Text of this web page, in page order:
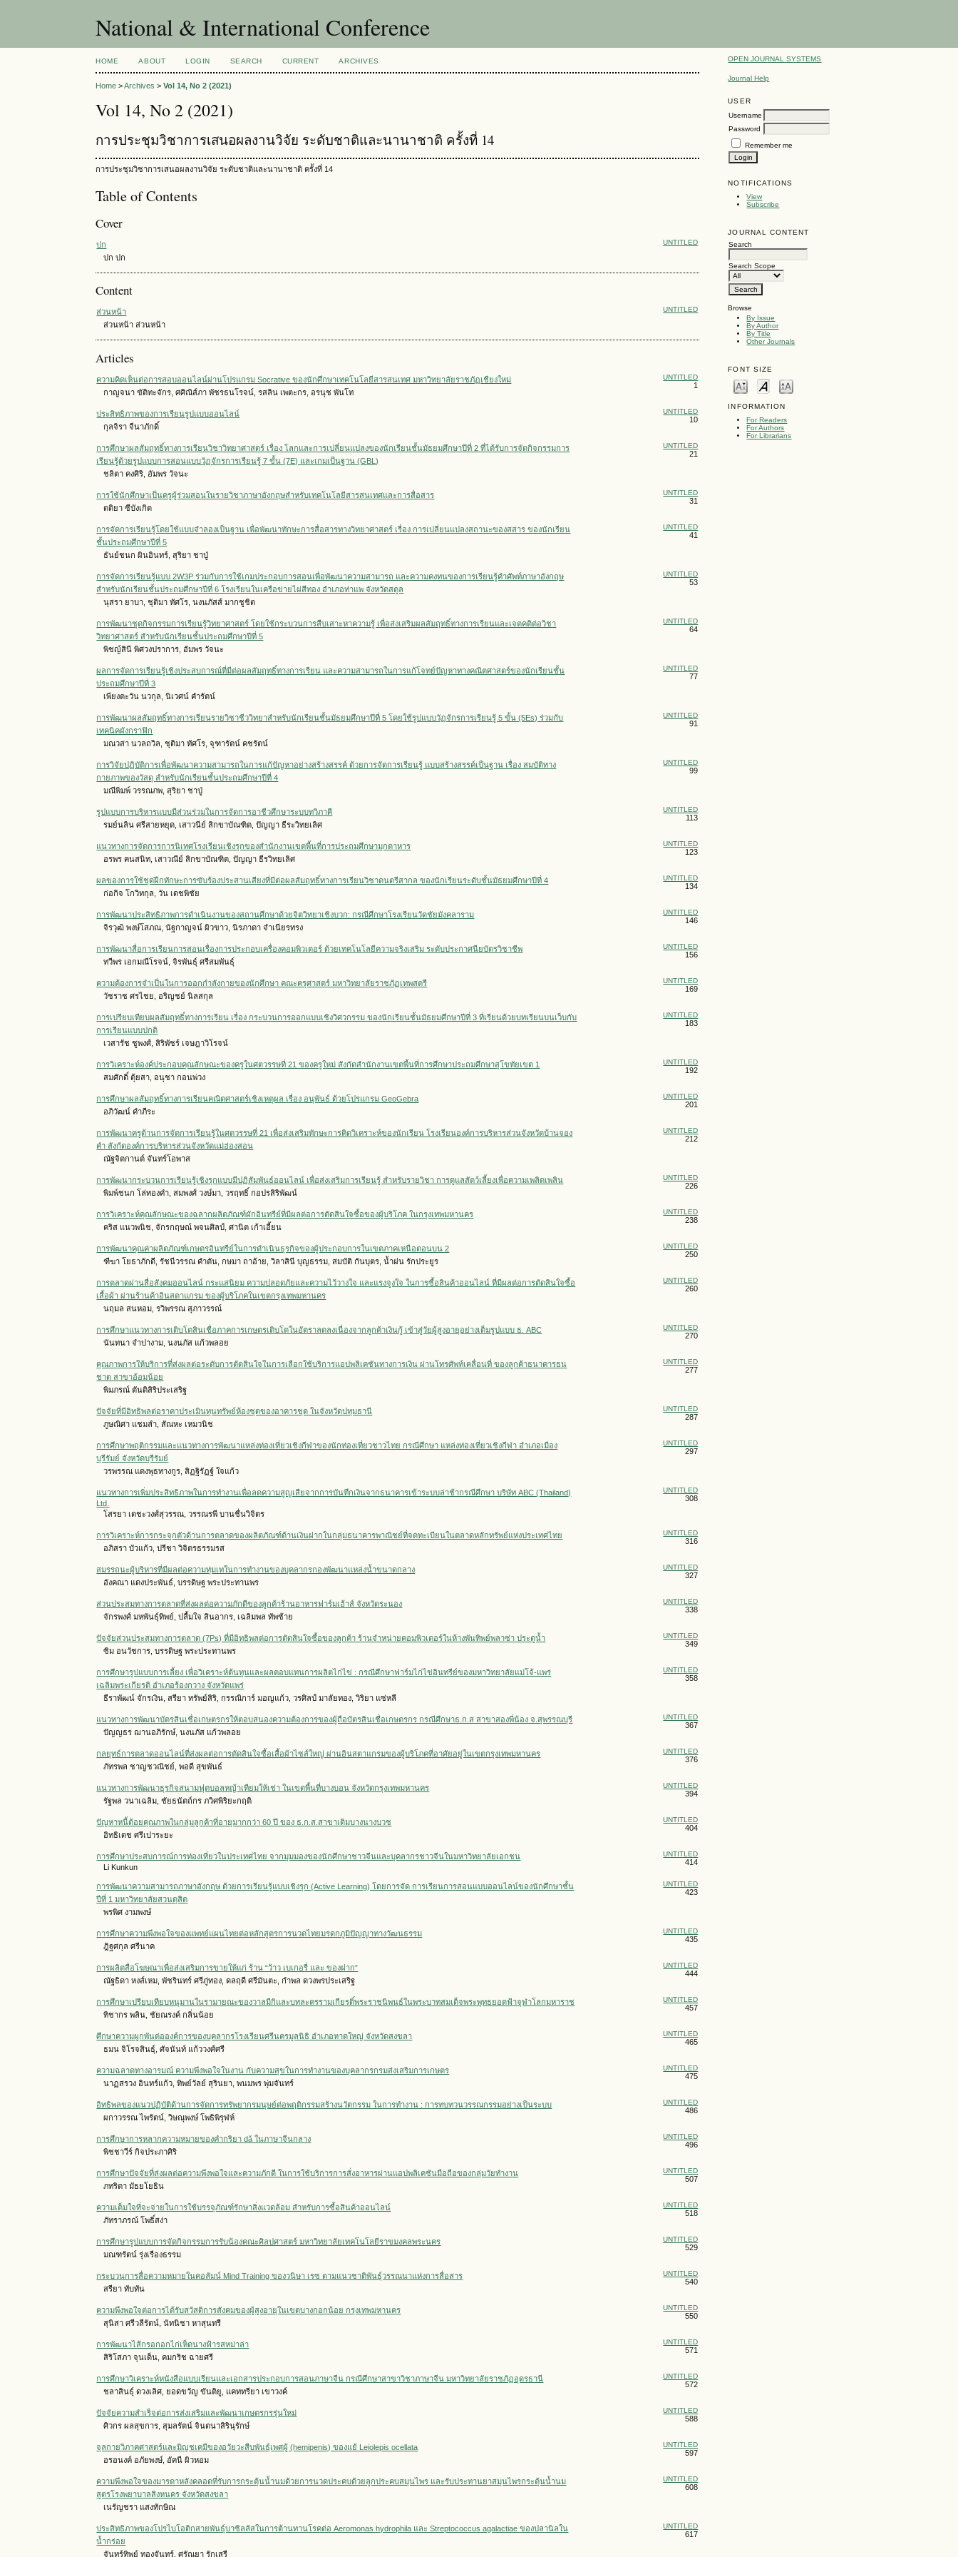
National & International Conference
OPEN JOURNAL SYSTEMS
Journal Help
USER
Username
Password
Remember me
NOTIFICATIONS
View
Subscribe
JOURNAL CONTENT
Search
Search Scope
Browse
By Issue
By Author
By Title
Other Journals
FONT SIZE
INFORMATION
For Readers
For Authors
For Librarians
HOME ABOUT LOGIN SEARCH CURRENT ARCHIVES
Home >Archives >Vol 14, No 2 (2021)
Vol 14, No 2 (2021)
การประชุมวิชาการเสนอผลงานวิจัย ระดับชาติและนานาชาติ ครั้งที่ 14
การประชุมวิชาการเสนอผลงานวิจัย ระดับชาติและนานาชาติ ครั้งที่ 14
Table of Contents
Cover
ปก
ปก ปก
UNTITLED
Content
ส่วนหน้า
ส่วนหน้า ส่วนหน้า
UNTITLED
Articles
ความคิดเห็นต่อการสอบออนไลน์ผ่านโปรแกรม Socrative ของนักศึกษาเทคโนโลยีสารสนเทศ มหาวิทยาลัยราชภัฏเชียงใหม่
กาญจนา ขัติทะจักร, ศศิณิส์ภา พัชรธนโรจน์, รสลิน เพตะกร, อรนุช พันโท
UNTITLED
1
ประสิทธิภาพของการเรียนรูปแบบออนไลน์
กุลจิรา จีนาภักดิ์
UNTITLED
10
การศึกษาผลสัมฤทธิ์ทางการเรียนวิชาวิทยาศาสตร์ เรื่อง โลกและการเปลี่ยนแปลงของนักเรียนชั้นมัธยมศึกษาปีที่ 2 ที่ได้รับการจัดกิจกรรมการ
เรียนรู้ด้วยรูปแบบการสอนแบบวัฏจักรการเรียนรู้ 7 ขั้น (7E) และเกมเป็นฐาน (GBL)
ชลิตา คงศิริ, อัมพร วัจนะ
UNTITLED
21
การใช้นักศึกษาเป็นครูผู้ร่วมสอนในรายวิชาภาษาอังกฤษสำหรับเทคโนโลยีสารสนเทศและการสื่อสาร
ตติยา ซีบังเกิด
UNTITLED
31
การจัดการเรียนรู้โดยใช้แบบจำลองเป็นฐาน เพื่อพัฒนาทักษะการสื่อสารทางวิทยาศาสตร์ เรื่อง การเปลี่ยนแปลงสถานะของสสาร ของนักเรียน
ชั้นประถมศึกษาปีที่ 5
ธันย์ชนก ผินอินทร์, สุริยา ชาปู่
UNTITLED
41
การจัดการเรียนรู้แบบ 2W3P ร่วมกับการใช้เกมประกอบการสอนเพื่อพัฒนาความสามารถ และความคงทนของการเรียนรู้คำศัพท์ภาษาอังกฤษ
สำหรับนักเรียนชั้นประถมศึกษาปีที่ 6 โรงเรียนในเครือข่ายไผ่สีทอง อำเภอท่าแพ จังหวัดสตูล
นุสรา ยาบา, ชุติมา ทัศโร, นงนภัสส์ มากชูชิต
UNTITLED
53
การพัฒนาชุดกิจกรรมการเรียนรู้วิทยาศาสตร์ โดยใช้กระบวนการสืบเสาะหาความรู้ เพื่อส่งเสริมผลสัมฤทธิ์ทางการเรียนและเจตคติต่อวิชา
วิทยาศาสตร์ สำหรับนักเรียนชั้นประถมศึกษาปีที่ 5
พิชญ์สินี พิศวงปราการ, อัมพร วัจนะ
UNTITLED
64
ผลการจัดการเรียนรู้เชิงประสบการณ์ที่มีต่อผลสัมฤทธิ์ทางการเรียน และความสามารถในการแก้โจทย์ปัญหาทางคณิตศาสตร์ของนักเรียนชั้น
ประถมศึกษาปีที่ 3
เพียงตะวัน นวกุล, นิเวศน์ คำรัตน์
UNTITLED
77
การพัฒนาผลสัมฤทธิ์ทางการเรียนรายวิชาชีววิทยาสำหรับนักเรียนชั้นมัธยมศึกษาปีที่ 5 โดยใช้รูปแบบวัฏจักรการเรียนรู้ 5 ขั้น (5Es) ร่วมกับ
เทคนิคผังกราฟิก
มณวสา นวลถวิล, ชุติมา ทัศโร, จุฑารัตน์ คชรัตน์
UNTITLED
91
การวิจัยปฏิบัติการเพื่อพัฒนาความสามารถในการแก้ปัญหาอย่างสร้างสรรค์ ด้วยการจัดการเรียนรู้ แบบสร้างสรรค์เป็นฐาน เรื่อง สมบัติทาง
กายภาพของวัสดุ สำหรับนักเรียนชั้นประถมศึกษาปีที่ 4
มณีพิมพ์ วรรณภพ, สุริยา ชาปู่
UNTITLED
99
รูปแบบการบริหารแบบมีส่วนร่วมในการจัดการอาชีวศึกษาระบบทวิภาคี
รมย์นลิน ศรีสายหยุด, เสาวนีย์ สิกขาบัณฑิต, ปัญญา ธีระวิทยเลิศ
UNTITLED
113
แนวทางการจัดการการนิเทศโรงเรียนเชิงรุกของสำนักงานเขตพื้นที่การประถมศึกษามุกดาหาร
อรพร คนสนิท, เสาวณีย์ สิกขาบัณฑิต, ปัญญา ธีรวิทยเลิศ
UNTITLED
123
ผลของการใช้ชุดฝึกทักษะการขับร้องประสานเสียงที่มีต่อผลสัมฤทธิ์ทางการเรียนวิชาดนตรีสากล ของนักเรียนระดับชั้นมัธยมศึกษาปีที่ 4
ก่อกิจ โกวิทกุล, วัน เดชพิชัย
UNTITLED
134
การพัฒนาประสิทธิภาพการดำเนินงานของสถานศึกษาด้วยจิตวิทยาเชิงบวก: กรณีศึกษาโรงเรียนวัดชัยมังคลาราม
จิรวุฒิ พงษ์โสภณ, นัฐกาญจน์ ผิวขาว, นิรภาดา จำเนียรทรง
UNTITLED
146
การพัฒนาสื่อการเรียนการสอนเรื่องการประกอบเครื่องคอมพิวเตอร์ ด้วยเทคโนโลยีความจริงเสริม ระดับประกาศนียบัตรวิชาชีพ
ทวีพร เอกมณีโรจน์, จิรพันธุ์ ศรีสมพันธุ์
UNTITLED
156
ความต้องการจำเป็นในการออกกำลังกายของนักศึกษา คณะครุศาสตร์ มหาวิทยาลัยราชภัฏเทพสตรี
วัชราช ศรไชย, อริญชย์ นิลสกุล
UNTITLED
169
การเปรียบเทียบผลสัมฤทธิ์ทางการเรียน เรื่อง กระบวนการออกแบบเชิงวิศวกรรม ของนักเรียนชั้นมัธยมศึกษาปีที่ 3 ที่เรียนด้วยบทเรียนบนเว็บกับ
การเรียนแบบปกติ
เวสารัช ชูพงศ์, สิริพัชร์ เจษฎาวิโรจน์
UNTITLED
183
การวิเคราะห์องค์ประกอบคุณลักษณะของครูในศตวรรษที่ 21 ของครูใหม่ สังกัดสำนักงานเขตพื้นที่การศึกษาประถมศึกษาสุโขทัยเขต 1
สมศักดิ์ ตุ้ยสา, อนุชา กอนพ่วง
UNTITLED
192
การศึกษาผลสัมฤทธิ์ทางการเรียนคณิตศาสตร์เชิงเหตุผล เรื่อง อนุพันธ์ ด้วยโปรแกรม GeoGebra
อภิวัฒน์ คำภีระ
UNTITLED
201
การพัฒนาครูด้านการจัดการเรียนรู้ในศตวรรษที่ 21 เพื่อส่งเสริมทักษะการคิดวิเคราะห์ของนักเรียน โรงเรียนองค์การบริหารส่วนจังหวัดบ้านจอง
คำ สังกัดองค์การบริหารส่วนจังหวัดแม่ฮ่องสอน
ณัฐจิตกานต์ จันทร์โอพาส
UNTITLED
212
การพัฒนากระบวนการเรียนรู้เชิงรุกแบบมีปฏิสัมพันธ์ออนไลน์ เพื่อส่งเสริมการเรียนรู้ สำหรับรายวิชา การดูแลสัตว์เลี้ยงเพื่อความเพลิดเพลิน
พิมพ์ชนก โล่ทองคำ, สมพงศ์ วงษ์มา, วรฤทธิ์ กอปรสิริพัฒน์
UNTITLED
226
การวิเคราะห์คุณลักษณะของฉลากผลิตภัณฑ์ผักอินทรีย์ที่มีผลต่อการตัดสินใจซื้อของผู้บริโภค ในกรุงเทพมหานคร
คริส แนวพนิช, จักรกฤษณ์ พจนศิลป์, ศานิต เก้าเอี้ยน
UNTITLED
238
การพัฒนาคุณค่าผลิตภัณฑ์เกษตรอินทรีย์ในการดำเนินธุรกิจของผู้ประกอบการในเขตภาคเหนือตอนบน 2
ฑีฆา โยธาภักดี, รัชนีวรรณ คำตัน, กษมา ถาอ้าย, วิลาสินี บุญธรรม, สมบัติ กันบุตร, น้ำฝน รักประยูร
UNTITLED
250
การตลาดผ่านสื่อสังคมออนไลน์ กระแสนิยม ความปลอดภัยและความไว้วางใจ และแรงจูงใจ ในการซื้อสินค้าออนไลน์ ที่มีผลต่อการตัดสินใจซื้อ
เสื้อผ้า ผ่านร้านค้าอินสตาแกรม ของผู้บริโภคในเขตกรุงเทพมหานคร
นฤมล สนหอม, รวิพรรณ สุภาวรรณ์
UNTITLED
260
การศึกษาแนวทางการเติบโตสินเชื่อภาคการเกษตรเติบโตในอัตราลดลงเนื่องจากลูกค้าเงินกู้ เข้าสู่วัยผู้สูงอายุอย่างเต็มรูปแบบ ธ. ABC
นันทนา จำปางาม, นงนภัส แก้วพลอย
UNTITLED
270
คุณภาพการให้บริการที่ส่งผลต่อระดับการตัดสินใจในการเลือกใช้บริการแอปพลิเคชันทางการเงิน ผ่านโทรศัพท์เคลื่อนที่ ของลูกค้าธนาคารธน
ชาต สาขาอ้อมน้อย
พิมภรณ์ ตันติสิริประเสริฐ
UNTITLED
277
ปัจจัยที่มีอิทธิพลต่อราคาประเมินทุนทรัพย์ห้องชุดของอาคารชุด ในจังหวัดปทุมธานี
ภูษณิศา แชมลำ, สัณหะ เหมวนิช
UNTITLED
287
การศึกษาพฤติกรรมและแนวทางการพัฒนาแหล่งท่องเที่ยวเชิงกีฬาของนักท่องเที่ยวชาวไทย กรณีศึกษา แหล่งท่องเที่ยวเชิงกีฬา อำเภอเมือง
บุรีรัมย์ จังหวัดบุรีรัมย์
วรพรรณ แดงพุธทางกูร, สิฏฐิรัฏฐ์ ใจแก้ว
UNTITLED
297
แนวทางการเพิ่มประสิทธิภาพในการทำงานเพื่อลดความสูญเสียจากการบันทึกเงินจากธนาคารเข้าระบบล่าช้ากรณีศึกษา บริษัท ABC (Thailand)
Ltd.
โสรยา เดชะวงศ์สุวรรณ, วรรณรพี บานชื่นวิจิตร
UNTITLED
308
การวิเคราะห์การกระจุกตัวด้านการตลาดของผลิตภัณฑ์ด้านเงินฝากในกลุ่มธนาคารพาณิชย์ที่จดทะเบียนในตลาดหลักทรัพย์แห่งประเทศไทย
อภิสรา บัวแก้ว, ปรีชา วิจิตรธรรมรส
UNTITLED
316
สมรรถนะผู้บริหารที่มีผลต่อความทุ่มเทในการทำงานของบุคลากรกองพัฒนาแหล่งน้ำขนาดกลาง
อังคณา แดงประพันธ์, บรรดิษฐ พระประทานพร
UNTITLED
327
ส่วนประสมทางการตลาดที่ส่งผลต่อความภักดีของลูกค้าร้านอาหารฟาร์มเฮ้าส์ จังหวัดระนอง
จักรพงศ์ มหพันธุ์ทิพย์, ปลื้มใจ สินอากร, เฉลิมพล ทัพซ้าย
UNTITLED
338
ปัจจัยส่วนประสมทางการตลาด (7Ps) ที่มีอิทธิพลต่อการตัดสินใจซื้อของลูกค้า ร้านจำหน่ายคอมพิวเตอร์ในห้างพันทิพย์พลาซ่า ประตูน้ำ
ซิม อนวัชการ, บรรดิษฐ พระประทานพร
UNTITLED
349
การศึกษารูปแบบการเลี้ยง เพื่อวิเคราะห์ต้นทุนและผลตอบแทนการผลิตไก่ไข่ : กรณีศึกษาฟาร์มไก่ไข่อินทรีย์ของมหาวิทยาลัยแม่โจ้-แพร่
เฉลิมพระเกียรติ อำเภอร้องกวาง จังหวัดแพร่
ธีราพัฒน์ จักรเงิน, สรียา ทรัพย์สิริ, กรรณิการ์ มอญแก้ว, วรศิลป์ มาลัยทอง, วิริยา แซ่หลี
UNTITLED
358
แนวทางการพัฒนาบัตรสินเชื่อเกษตรกรให้ตอบสนองความต้องการของผู้ถือบัตรสินเชื่อเกษตรกร กรณีศึกษาธ.ก.ส สาขาสองพี่น้อง จ.สุพรรณบุรี
ปัญญธร ฌานอภิรักษ์, นงนภัส แก้วพลอย
UNTITLED
367
กลยุทธ์การตลาดออนไลน์ที่ส่งผลต่อการตัดสินใจซื้อเสื้อผ้าไซส์ใหญ่ ผ่านอินสตาแกรมของผู้บริโภคที่อาศัยอยู่ในเขตกรุงเทพมหานคร
ภัทรพล ชาญชวณิชย์, พอดี สุขพันธ์
UNTITLED
376
แนวทางการพัฒนาธุรกิจสนามฟุตบอลหญ้าเทียมให้เช่า ในเขตพื้นที่บางบอน จังหวัดกรุงเทพมหานคร
รัฐพล วนาเฉลิม, ชัยธนัตถ์กร ภวิศพิริยะกฤติ
UNTITLED
394
ปัญหาหนี้ด้อยคุณภาพในกลุ่มลูกค้าที่อายุมากกว่า 60 ปี ของ ธ.ก.ส.สาขาเดิมบางนางบวช
อิทธิเดช ศรีเปาระยะ
UNTITLED
404
การศึกษาประสบการณ์การท่องเที่ยวในประเทศไทย จากมุมมองของนักศึกษาชาวจีนและบุคลากรชาวจีนในมหาวิทยาลัยเอกชน
Li Kunkun
UNTITLED
414
การพัฒนาความสามารถภาษาอังกฤษ ด้วยการเรียนรู้แบบเชิงรุก (Active Learning) โดยการจัด การเรียนการสอนแบบออนไลน์ของนักศึกษาชั้น
ปีที่ 1 มหาวิทยาลัยสวนดุสิต
พรพิศ งามพงษ์
UNTITLED
423
การศึกษาความพึงพอใจของแพทย์แผนไทยต่อหลักสูตรการนวดไทยมรดกภูมิปัญญาทางวัฒนธรรม
ฎิฐศกุล ศรีนาค
UNTITLED
435
การผลิตสื่อโฆษณาเพื่อส่งเสริมการขายให้แก่ ร้าน “ว้าว เบเกอรี่ และ ของฝาก”
ณัฐธิดา หงส์เหม, พัชรินทร์ ศรีภู่ทอง, ดลฤดี ศรีมันตะ, กำพล ดวงพรประเสริฐ
UNTITLED
444
การศึกษาเปรียบเทียบหนุมานในรามายณะของวาลมีกิและบทละครรามเกียรติ์พระราชนิพนธ์ในพระบาทสมเด็จพระพุทธยอดฟ้าจุฬาโลกมหาราช
ทิชากร พลิน, ชัยณรงค์ กลิ่นน้อย
UNTITLED
457
ศึกษาความผูกพันต่อองค์การของบุคลากรโรงเรียนศรีนครมูลนิธิ อำเภอหาดใหญ่ จังหวัดสงขลา
ธมน จิโรจสินธุ์, ศัจนันท์ แก้ววงศ์ศรี
UNTITLED
465
ความฉลาดทางอารมณ์ ความพึงพอใจในงาน กับความสุขในการทำงานของบุคลากรกรมส่งเสริมการเกษตร
นาฏสรวง อินทร์แก้ว, ทิพย์วัลย์ สุรินยา, พนมพร พุ่มจันทร์
UNTITLED
475
อิทธิพลของแนวปฏิบัติด้านการจัดการทรัพยากรมนุษย์ต่อพฤติกรรมสร้างนวัตกรรม ในการทำงาน : การทบทวนวรรณกรรมอย่างเป็นระบบ
ผกาวรรณ ไพรัตน์, วิษณุพงษ์ โพธิพิรุฬห์
UNTITLED
486
การศึกษาการหลากความหมายของคำกริยา dǎ ในภาษาจีนกลาง
พิชชาวีร์ กิจประภาศิริ
UNTITLED
496
การศึกษาปัจจัยที่ส่งผลต่อความพึงพอใจและความภักดี ในการใช้บริการการสั่งอาหารผ่านแอปพลิเคชันมือถือของกลุ่มวัยทำงาน
ภทริตา มัธยโยธิน
UNTITLED
507
ความเต็มใจที่จะจ่ายในการใช้บรรจุภัณฑ์รักษาสิ่งแวดล้อม สำหรับการซื้อสินค้าออนไลน์
ภัทราภรณ์ โพธิ์สง่า
UNTITLED
518
การศึกษารูปแบบการจัดกิจกรรมการรับน้องคณะศิลปศาสตร์ มหาวิทยาลัยเทคโนโลยีราขมงคลพระนคร
มณฑรัตน์ รุ่งเรืองธรรม
UNTITLED
529
กระบวนการสื่อความหมายในคอลัมน์ Mind Training ของวนิษา เรซ ตามแนวชาติพันธุ์วรรณนาแห่งการสื่อสาร
สรียา ทับทัน
UNTITLED
540
ความพึงพอใจต่อการได้รับสวัสดิการสังคมของผู้สูงอายุในเขตบางกอกน้อย กรุงเทพมหานคร
สุนิสา ศรีวลีรัตน์, นัทนิชา หาสุนทรี
UNTITLED
550
การพัฒนาไส้กรอกอกไก่เห็ดนางฟ้ารสหม่าล่า
สิริโสภา จุนเด็น, คมกริช ฉายศรี
UNTITLED
571
การศึกษาวิเคราะห์หนังสือแบบเรียนและเอกสารประกอบการสอนภาษาจีน กรณีศึกษาสาขาวิชาภาษาจีน มหาวิทยาลัยราชภัฏอุดรธานี
ชลาสินธุ์ ดวงเลิศ, ยอดขวัญ ขันติยู, แคททรียา เขาวงค์
UNTITLED
572
ปัจจัยความสำเร็จต่อการส่งเสริมและพัฒนาเกษตรกรรุ่นใหม่
ศิวกร ผลสุขการ, สุมลรัตน์ จินตนาสิรินุรักษ์
UNTITLED
588
จุลกายวิภาคศาสตร์และมิญชเคมีของอวัยวะสืบพันธุ์เพศผู้ (hemipenis) ของแย้ Leiolepis ocellata
อรอนงค์ อภัยพงษ์, อัคนี ผิวหอม
UNTITLED
597
ความพึงพอใจของมารดาหลังคลอดที่รับการกระตุ้นน้ำนมด้วยการนวดประคบด้วยลูกประคบสมุนไพร และรับประทานยาสมุนไพรกระตุ้นน้ำนม
สูตรโรงพยาบาลสิงหนคร จังหวัดสงขลา
เนรัญชรา แสงทักษิณ
UNTITLED
608
ประสิทธิภาพของโปรไบโอติกสายพันธุ์บาซิลลัสในการต้านทานโรคต่อ Aeromonas hydrophila และ Streptococcus agalactiae ของปลานิลใน
น้ำกร่อย
จันทร์ทิพย์ ทองจันทร์, ศรัณยา รักเสรี
UNTITLED
617